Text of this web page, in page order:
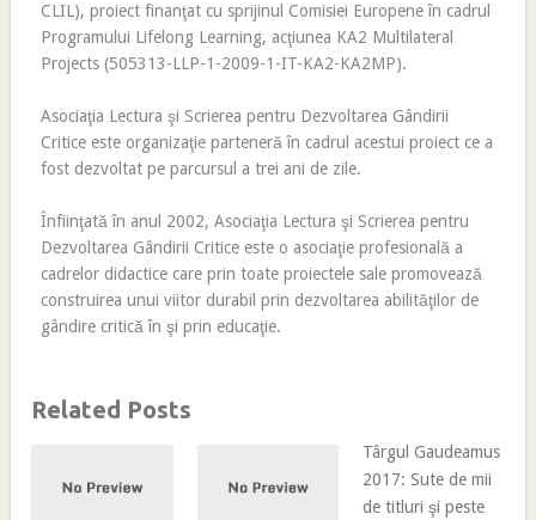
CLIL), proiect finanţat cu sprijinul Comisiei Europene în cadrul
Programului Lifelong Learning, acţiunea KA2 Multilateral
Projects (505313-LLP-1-2009-1-IT-KA2-KA2MP).
Asociaţia Lectura şi Scrierea pentru Dezvoltarea Gândirii
Critice este organizaţie parteneră în cadrul acestui proiect ce a
fost dezvoltat pe parcursul a trei ani de zile.
Înfiinţată în anul 2002, Asociaţia Lectura şi Scrierea pentru
Dezvoltarea Gândirii Critice este o asociaţie profesională a
cadrelor didactice care prin toate proiectele sale promovează
construirea unui viitor durabil prin dezvoltarea abilităţilor de
gândire critică în şi prin educaţie.
Related Posts
Târgul Gaudeamus
2017: Sute de mii
de titluri şi peste